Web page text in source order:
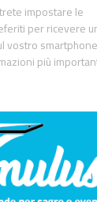
impostare le
per ricevere
vostro smartphone
più